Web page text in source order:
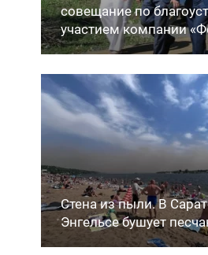
совещание по
участием компании
Стена из пыли. В
Энгельсе бушует